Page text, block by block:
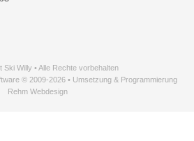
Ski Willy • Alle Rechte vorbehalten
© 2009-2026 • Umsetzung & Programmierung
Rehm Webdesign